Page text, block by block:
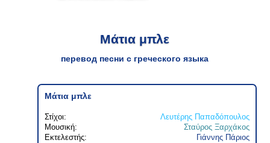
Μάτια μπλε
перевод песни с греческого языка
Μάτια μπλε
Στίχοι:
Λευτέρης Παπαδόπουλος
Μουσική:
Σταύρος Ξαρχάκος
Εκτελεστής:
Γιάννης Πάριος